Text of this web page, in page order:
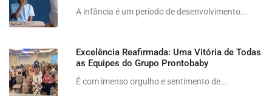
A infância é um período de desenvolvimento...
Excelência Reafirmada: Uma Vitória de Todas
as Equipes do Grupo Prontobaby
É com imenso orgulho e sentimento de...